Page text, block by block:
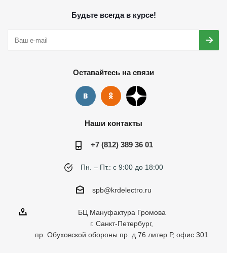
Будьте всегда в курсе!
Оставайтесь на связи
Наши контакты
+7 (812) 389 36 01
Пн. – Пт.: с 9:00 до 18:00
spb@krdelectro.ru
БЦ Мануфактура Громова
г. Санкт-Петербург,
пр. Обуховской обороны пр. д.76 литер Р, офис 301